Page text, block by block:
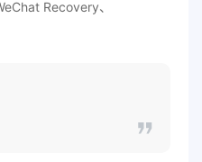
Recovery、